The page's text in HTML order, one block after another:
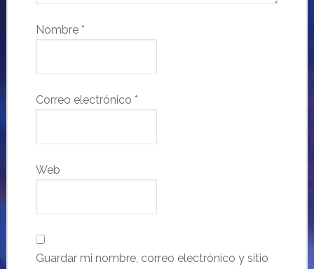
Nombre *
Correo electrónico *
Web
Guardar mi nombre, correo electrónico y sitio